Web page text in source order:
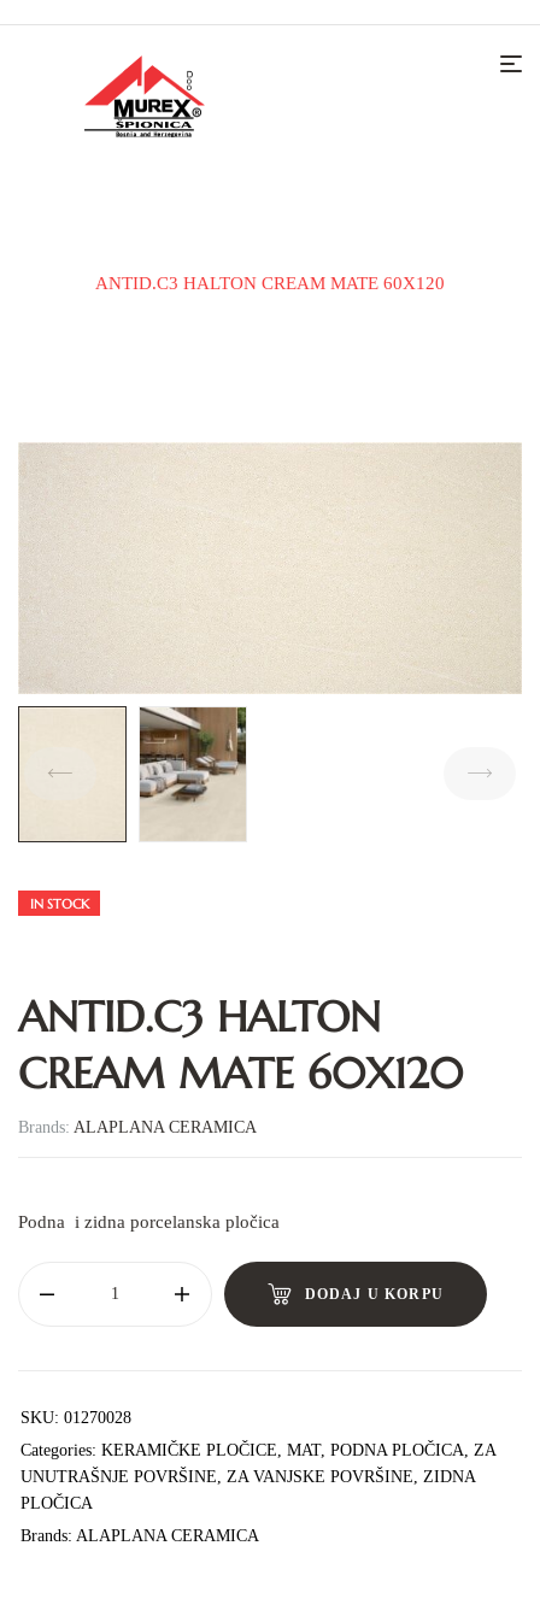
ANTID.C3 HALTON CREAM MATE 60X120
IN STOCK
ANTID.C3 HALTON
CREAM MATE 60X120
Brands: ALAPLANA CERAMICA
Podna i zidna porcelanska pločica
DODAJ U KORPU
SKU: 01270028
Categories: KERAMIČKE PLOČICE, MAT, PODNA PLOČICA, ZA
UNUTRAŠNJE POVRŠINE, ZA VANJSKE POVRŠINE, ZIDNA
PLOČICA
Brands: ALAPLANA CERAMICA